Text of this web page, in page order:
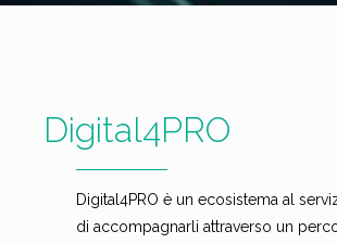
Digital4PRO
Digital4PRO è un ecosistema al
di accompagnarli attraverso un